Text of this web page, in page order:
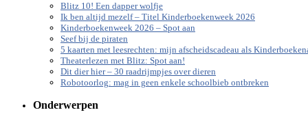
Blitz 10! Een dapper wolfje
Ik ben altijd mezelf – Titel Kinderboekenweek 2026
Kinderboekenweek 2026 – Spot aan
Seef bij de piraten
5 kaarten met leesrechten: mijn afscheidscadeau als
Theaterlezen met Blitz: Spot aan!
Dit dier hier – 30 raadrijmpjes over dieren
Robotoorlog: mag in geen enkele schoolbieb ontbreken
Onderwerpen